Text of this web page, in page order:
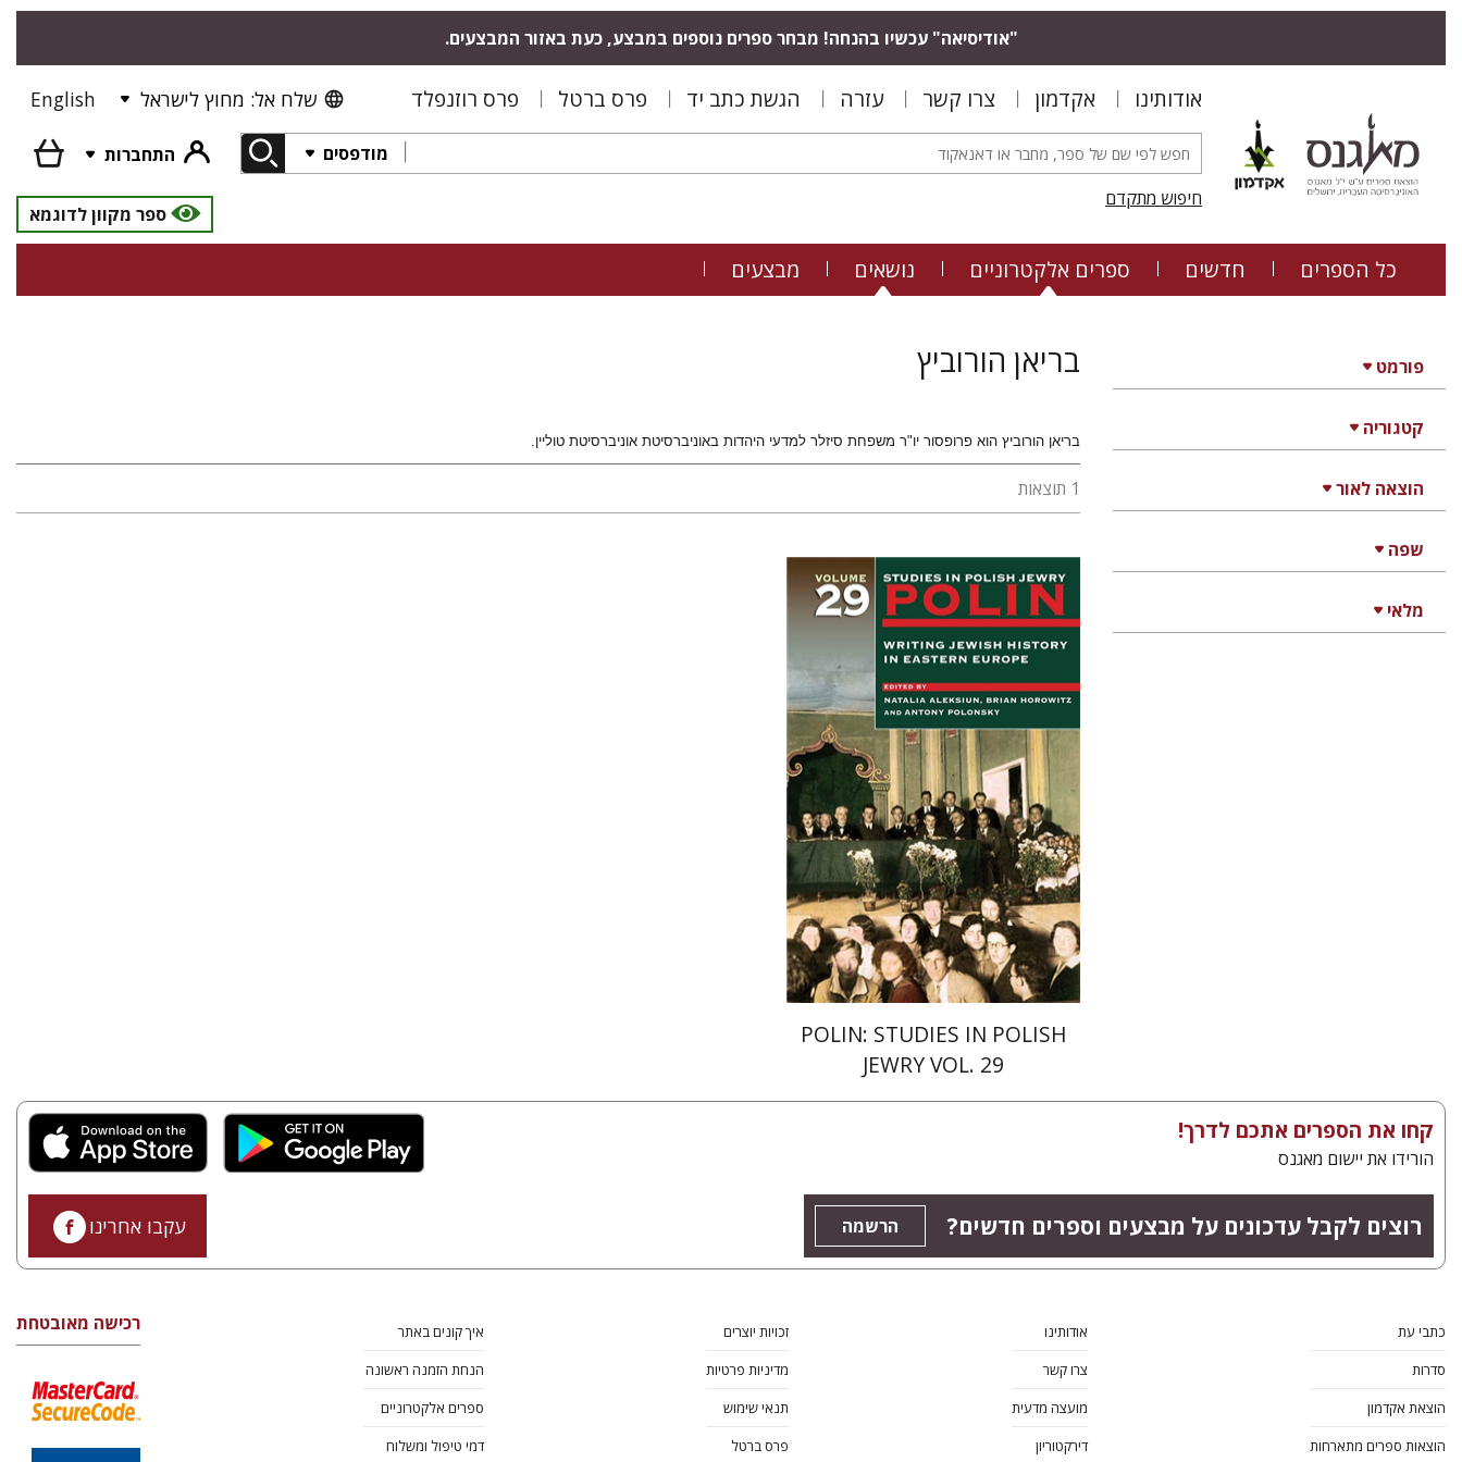
"אודיסיאה" עכשיו בהנחה! מבחר ספרים נוספים במבצע, כעת באזור המבצעים.
אודותינו אקדמון צרו קשר עזרה הגשת כתב יד פרס ברטל פרס רוזנפלד שלח אל: מחוץ לישראל English
מודפסים
התחברות
חיפוש מתקדם
ספר מקוון לדוגמא
כל הספרים חדשים ספרים אלקטרוניים נושאים מבצעים
פורמט
קטגוריה
הוצאה לאור
שפה
מלאי
בריאן הורוביץ
בריאן הורוביץ הוא פרופסור יו"ר משפחת סיזלר למדעי היהדות באוניברסיטת אוניברסיטת טוליין.
1 תוצאות
נטליה אלקסיון
בריאן הורוביץ
אנטוני פולונסקי
POLIN: STUDIES IN POLISH
JEWRY VOL. 29
קחו את הספרים אתכם לדרך!
הורידו את יישום מאגנס
רוצים לקבל עדכונים על מבצעים וספרים חדשים? הרשמה עקבו אחרינו
כתבי עת
סדרות
הוצאת אקדמון
הוצאות ספרים מתארחות
אודותינו
צרו קשר
מועצה מדעית
דירקטוריון
זכויות יוצרים
מדיניות פרטיות
תנאי שימוש
פרס ברטל
איך קונים באתר
הנחת הזמנה ראשונה
ספרים אלקטרוניים
דמי טיפול ומשלוח
רכישה מאובטחת